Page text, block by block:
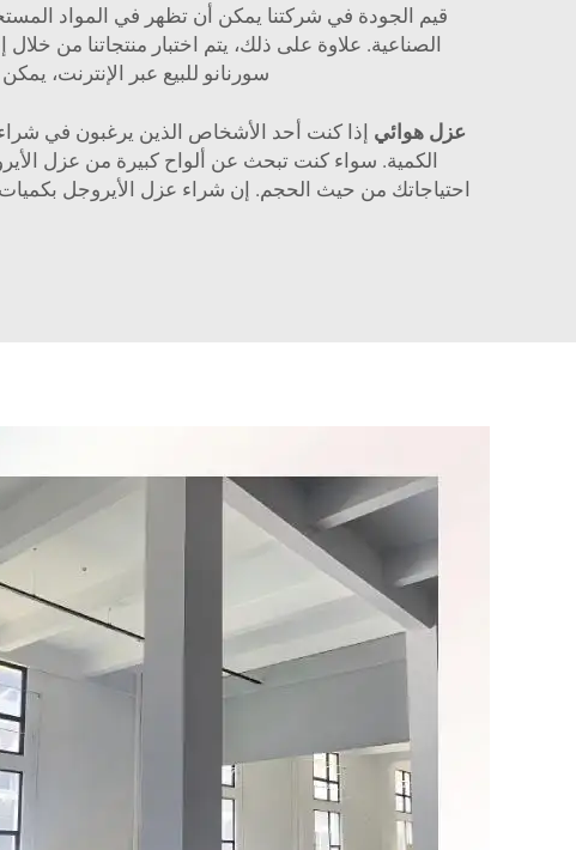
قيم الجودة في شركتنا يمكن أن تظهر في المواد
الصناعية. علاوة على ذلك، يتم اختبار منتجاتنا من
سورنانو للبيع عبر الإنترنت،
عزل هوائي إذا كنت أحد الأشخاص الذين يرغبون في
الكمية. سواء كنت تبحث عن ألواح كبيرة من عزل
احتياجاتك من حيث الحجم. إن شراء عزل الأيروجل